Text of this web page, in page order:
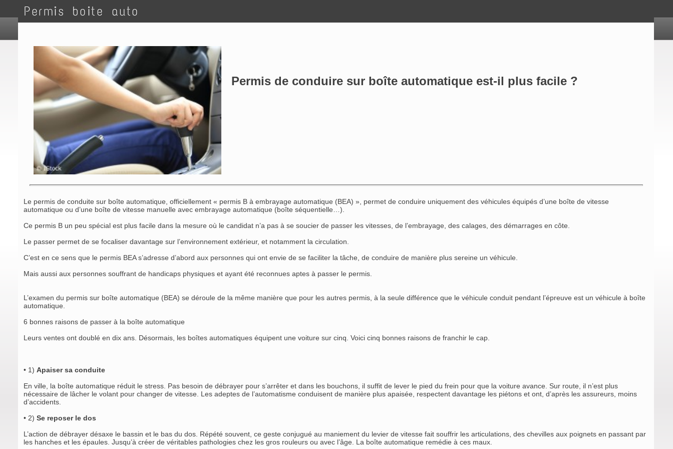
Permis boite auto
Permis de conduire sur boîte automatique est-il plus facile ?
Le permis de conduite sur boîte automatique, officiellement « permis B à embrayage automatique (BEA) », permet de conduire uniquement des véhicules équipés d’une boîte de vitesse
automatique ou d’une boîte de vitesse manuelle avec embrayage automatique (boîte séquentielle…).
Ce permis B un peu spécial est plus facile dans la mesure où le candidat n’a pas à se soucier de passer les vitesses, de l’embrayage, des calages, des démarrages en côte.
Le passer permet de se focaliser davantage sur l’environnement extérieur, et notamment la circulation.
C’est en ce sens que le permis BEA s’adresse d’abord aux personnes qui ont envie de se faciliter la tâche, de conduire de manière plus sereine un véhicule.
Mais aussi aux personnes souffrant de handicaps physiques et ayant été reconnues aptes à passer le permis.
L’examen du permis sur boîte automatique (BEA) se déroule de la même manière que pour les autres permis, à la seule différence que le véhicule conduit pendant l’épreuve est un véhicule à boîte
automatique.
6 bonnes raisons de passer à la boîte automatique
Leurs ventes ont doublé en dix ans. Désormais, les boîtes automatiques équipent une voiture sur cinq. Voici cinq bonnes raisons de franchir le cap.
• 1)Apaiser sa conduite
En ville, la boîte automatique réduit le stress. Pas besoin de débrayer pour s’arrêter et dans les bouchons, il suffit de lever le pied du frein pour que la voiture avance. Sur route, il n’est plus
nécessaire de lâcher le volant pour changer de vitesse. Les adeptes de l’automatisme conduisent de manière plus apaisée, respectent davantage les piétons et ont, d’après les assureurs, moins
d’accidents.
• 2)Se reposer le dos
L’action de débrayer désaxe le bassin et le bas du dos. Répété souvent, ce geste conjugué au maniement du levier de vitesse fait souffrir les articulations, des chevilles aux poignets en passant par
les hanches et les épaules. Jusqu’à créer de véritables pathologies chez les gros rouleurs ou avec l’âge. La boîte automatique remédie à ces maux.